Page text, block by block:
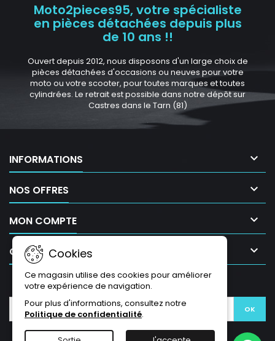
Moto2pieces95, votre spécialiste
en pièces détachées depuis plus
de 10 ans !!
Ouvert depuis 2012, nous disposons d'un large choix de
pièces détachées d'occasions ou neuves pour votre
moto ou votre scooter, pour toutes marques et toutes
cylindrées. Le retrait est possible dans notre dépôt sur
Castres dans le Tarn (81)
INFORMATIONS 
NOS OFFRES 
MON COMPTE 
CONTACT 
Cookies
Ce magasin utilise des cookies pour améliorer
votre expérience de navigation.
Pour plus d'informations, consultez notre
Politique de confidentialité.
LETTRE D'INFORMATIONS